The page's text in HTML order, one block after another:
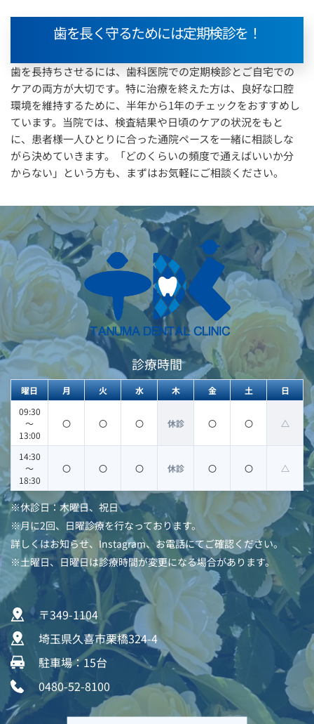
歯を長く守るためには定期検診を！
歯を長持ちさせるには、歯科医院での定期検診とご自宅での
ケアの両方が大切です。特に治療を終えた方は、良好な口腔
環境を維持するために、半年から1年のチェックをおすすめし
ています。当院では、検査結果や日頃のケアの状況をもと
に、患者様一人ひとりに合った通院ペースを一緒に相談しな
がら決めていきます。「どのくらいの頻度で通えばいいか分
からない」という方も、まずはお気軽にご相談ください。
診療時間
曜日 月 火 水 木 金 土
日
09:30
〜
13:00
〇 〇 〇 休診 〇 〇 △
14:30
〜
18:30
〇 〇 〇 休診 〇 〇 △
※休診日：木曜日、祝日
※月に2回、日曜診療を行なっております。
詳しくはお知らせ、Instagram、お電話にてご確認ください。
※土曜日、日曜日は診療時間が変更になる場合があります。
〒349-1104
埼玉県久喜市栗橋324-4
駐車場：15台
0480-52-8100